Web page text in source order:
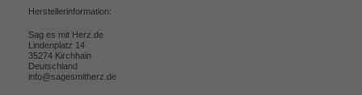
Herstellerinformation:
Sag es mit Herz.de
Lindenplatz 14
35274 Kirchhain
Deutschland
info@sagesmitherz.de